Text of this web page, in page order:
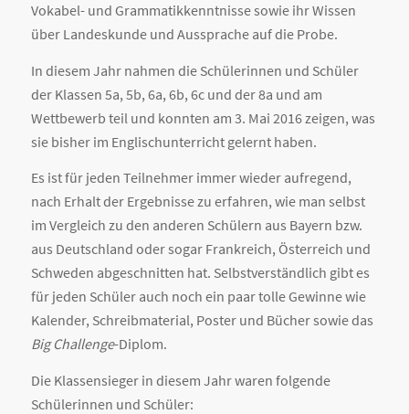
Vokabel- und Grammatikkenntnisse sowie ihr Wissen
über Landeskunde und Aussprache auf die Probe.
In diesem Jahr nahmen die Schülerinnen und Schüler
der Klassen 5a, 5b, 6a, 6b, 6c und der 8a und am
Wettbewerb teil und konnten am 3. Mai 2016 zeigen, was
sie bisher im Englischunterricht gelernt haben.
Es ist für jeden Teilnehmer immer wieder aufregend,
nach Erhalt der Ergebnisse zu erfahren, wie man selbst
im Vergleich zu den anderen Schülern aus Bayern bzw.
aus Deutschland oder sogar Frankreich, Österreich und
Schweden abgeschnitten hat. Selbstverständlich gibt es
für jeden Schüler auch noch ein paar tolle Gewinne wie
Kalender, Schreibmaterial, Poster und Bücher sowie das
Big Challenge-Diplom.
Die Klassensieger in diesem Jahr waren folgende
Schülerinnen und Schüler: